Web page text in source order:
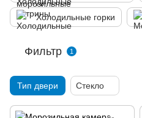
Холодильные горки
Фильтр 1
Тип двери Стекло